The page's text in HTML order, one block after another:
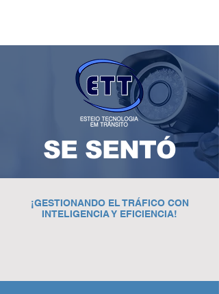
SE SENTÓ
¡GESTIONANDO EL TRÁFICO CON
INTELIGENCIA Y EFICIENCIA!